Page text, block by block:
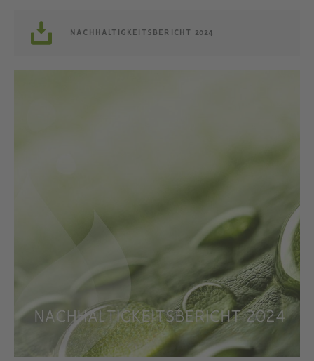
NACHHALTIGKEITSBERICHT 2024